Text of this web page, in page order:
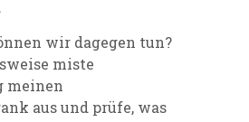
wir dagegen tun?
miste
meinen
aus und prüfe, was